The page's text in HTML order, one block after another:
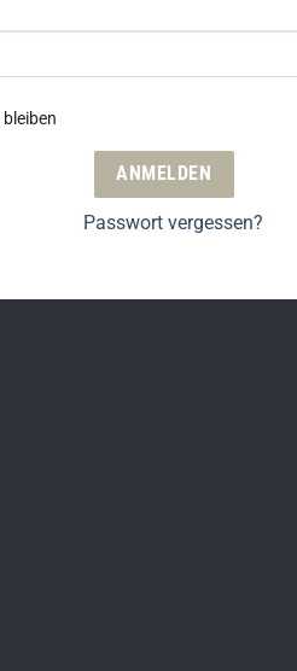
ANMELDEN
Passwort vergessen?